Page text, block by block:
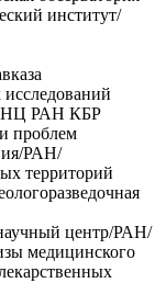
институт/
РАН КБР
проблем
РАН/
территорий
центр/РАН/
медицинского